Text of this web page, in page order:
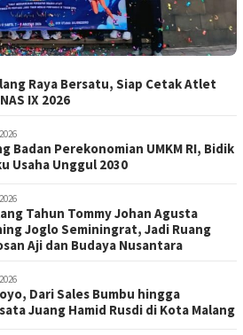
Raya Bersatu, Siap Cetak Atlet
IX 2026
Badan Perekonomian UMKM RI, Bidik
Usaha Unggul 2030
Tahun Tommy Johan Agusta
Joglo Seminingrat, Jadi Ruang
Aji dan Budaya Nusantara
Dari Sales Bumbu hingga
Juang Hamid Rusdi di Kota Malang